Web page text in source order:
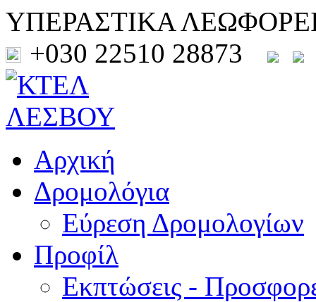
ΥΠΕΡΑΣΤΙΚΑ
+030 22510 28873
Αρχική
Δρομολόγια
Εύρεση Δρομολογίων
Προφίλ
Εκπτώσεις -